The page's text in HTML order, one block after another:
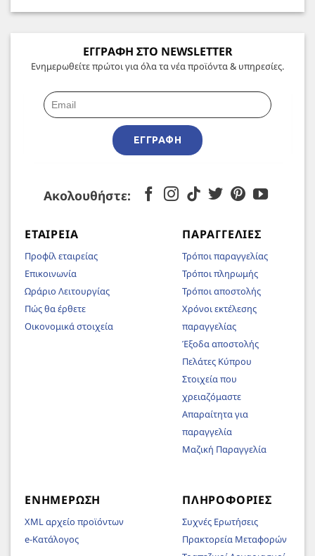
ΕΓΓΡΑΦΗ ΣΤΟ NEWSLETTER
Ενημερωθείτε πρώτοι για όλα τα νέα προϊόντα & υπηρεσίες.
ΕΓΓΡΑΦΉ
Ακολουθήστε:
ΕΤΑΙΡΕΊΑ
Προφίλ εταιρείας
Επικοινωνία
Ωράριο Λειτουργίας
Πώς θα έρθετε
Οικονομικά στοιχεία
ΠΑΡΑΓΓΕΛΊΕΣ
Τρόποι παραγγελίας
Τρόποι πληρωμής
Τρόποι αποστολής
Χρόνοι εκτέλεσης
παραγγελίας
Έξοδα αποστολής
Πελάτες Κύπρου
Στοιχεία που
χρειαζόμαστε
Απαραίτητα για
παραγγελία
Μαζική Παραγγελία
ΕΝΗΜΈΡΩΣΗ
XML αρχείο προϊόντων
e-Κατάλογος
ΠΛΗΡΟΦΟΡΊΕΣ
Συχνές Ερωτήσεις
Πρακτορεία Μεταφορών